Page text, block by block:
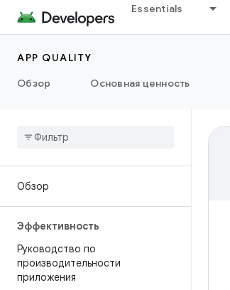
Essentials
APP QUALITY
Обзор
Основная ценность
Обзор
Эффективность
Руководство по
производительности
приложения